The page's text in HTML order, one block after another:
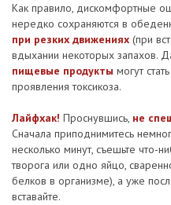
Как правило, дискомфортные
нередко сохраняются в
при резких движениях (при
вдыхании некоторых запахов.
пищевые продукты могут
проявления токсикоза.
Лайфхак! Проснувшись, не
Сначала приподнимитесь
несколько минут, съешьте что-
творога или одно яйцо,
белков в организме), а уже
вставайте.